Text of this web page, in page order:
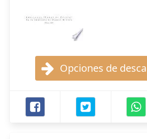
Opciones de